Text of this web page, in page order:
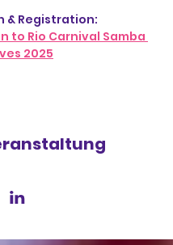
& Registration:
to Rio Carnival Samba
2025